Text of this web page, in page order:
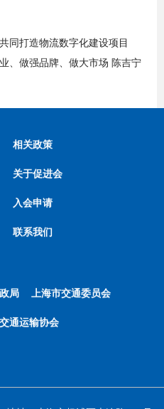
同打造物流数字化建设项目
、做强品牌、做大市场 陈吉宁
相关政策
关于促进会
入会申请
联系我们
局 上海市交通委员会
通运输协会